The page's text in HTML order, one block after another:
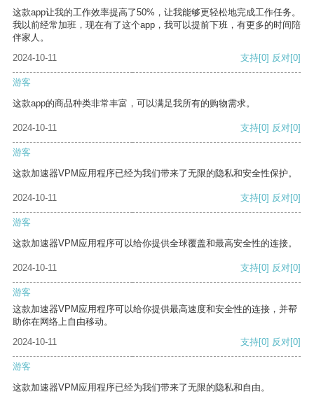
这款app让我的工作效率提高了50%，让我能够更轻松地完成工作任务。
我以前经常加班，现在有了这个app，我可以提前下班，有更多的时间陪
伴家人。
2024-10-11
支持[0] 反对[0]
游客
这款app的商品种类非常丰富，可以满足我所有的购物需求。
2024-10-11 支持[0] 反对[0]
游客
这款加速器VPM应用程序已经为我们带来了无限的隐私和安全性保护。
2024-10-11 支持[0] 反对[0]
游客
这款加速器VPM应用程序可以给你提供全球覆盖和最高安全性的连接。
2024-10-11 支持[0] 反对[0]
游客
这款加速器VPM应用程序可以给你提供最高速度和安全性的连接，并帮
助你在网络上自由移动。
2024-10-11
支持[0] 反对[0]
游客
这款加速器VPM应用程序已经为我们带来了无限的隐私和自由。